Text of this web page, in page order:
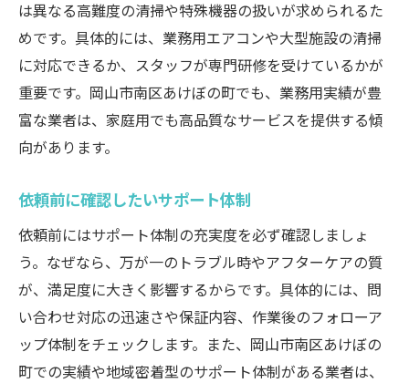
は異なる高難度の清掃や特殊機器の扱いが求められるた
めです。具体的には、業務用エアコンや大型施設の清掃
に対応できるか、スタッフが専門研修を受けているかが
重要です。岡山市南区あけぼの町でも、業務用実績が豊
富な業者は、家庭用でも高品質なサービスを提供する傾
向があります。
依頼前に確認したいサポート体制
依頼前にはサポート体制の充実度を必ず確認しましょ
う。なぜなら、万が一のトラブル時やアフターケアの質
が、満足度に大きく影響するからです。具体的には、問
い合わせ対応の迅速さや保証内容、作業後のフォローア
ップ体制をチェックします。また、岡山市南区あけぼの
町での実績や地域密着型のサポート体制がある業者は、